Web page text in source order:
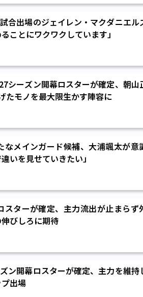
合出場のジェイレン・マクダニエル
ことにワクワクしています」
シーズン開幕ロスターが確定、朝山
たモノを最大限生かす陣容に
メインガード候補、大浦颯太が意
いを見せていきたい」
スターが確定、主力流出が止まらず
びしろに期待
ン開幕ロスターが確定、主力を維持
出場